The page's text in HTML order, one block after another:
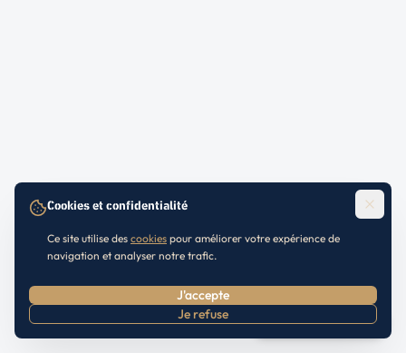
Prendre RDV
Cookies et confidentialité
Ce site utilise des cookies pour améliorer votre expérience de
navigation et analyser notre trafic.
J'accepte
Je refuse